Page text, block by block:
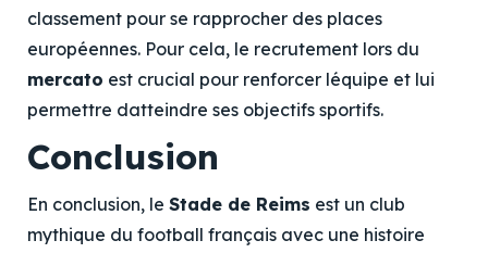
classement pour se rapprocher des places
européennes. Pour cela, le recrutement lors du
mercato est crucial pour renforcer léquipe et lui
permettre datteindre ses objectifs sportifs.
Conclusion
En conclusion, le Stade de Reims est un club
mythique du football français avec une histoire